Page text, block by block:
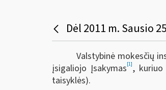
Dėl 2011 m. Sausio
Valstybinė mokesčių
įsigaliojo Įsakymas[1],
taisyklės).